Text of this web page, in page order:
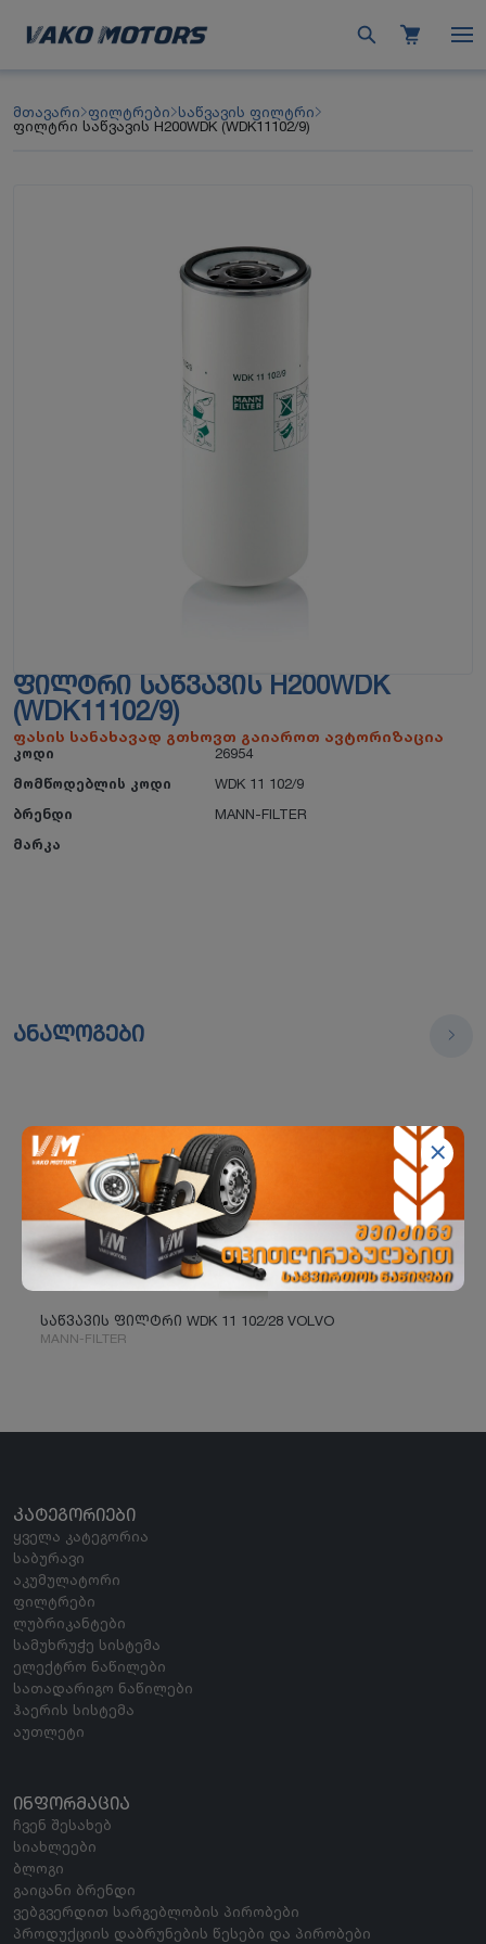
მთავარი ფილტრები საწვავის ფილტრი
ფილტრი საწვავის H200WDK (WDK11102/9)
ᲤᲘᲚᲢᲠᲘ ᲡᲐᲬᲕᲐᲕᲘᲡ H200WDK
(WDK11102/9)
ფასის სანახავად გთხოვთ გაიაროთ ავტორიზაცია
კოდი
26954
მომწოდებლის კოდი
WDK 11 102/9
ბრენდი
MANN-FILTER
მარკა
ანალოგები
საწვავის ფილტრი WDK 11 102/28 VOLVO
MANN-FILTER
ᲙᲐᲢᲔᲒᲝᲠᲘᲔᲑᲘ
ყველა კატეგორია
საბურავი
აკუმულატორი
ფილტრები
ლუბრიკანტები
სამუხრუჭე სისტემა
ელექტრო ნაწილები
სათადარიგო ნაწილები
ჰაერის სისტემა
აუთლეტი
ᲘᲜᲤᲝᲠᲛᲐᲪᲘᲐ
ჩვენ შესახებ
სიახლეები
ბლოგი
გაიცანი ბრენდი
ვებგვერდით სარგებლობის პირობები
პროდუქციის დაბრუნების წესები და პირობები